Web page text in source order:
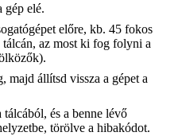
gép elé.
előre, kb. 45 fokos
az most ki fog folyni a
majd állítsd vissza a gépet a
és a benne lévő
törölve a hibakódot.